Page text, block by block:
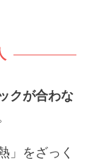
クが合わな
」をざっく